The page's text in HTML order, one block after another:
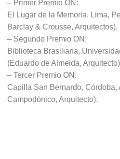
– Primer Premio ON:
El Lugar de la Memoria, Lima,
Barclay & Crousse, Arquitectos).
– Segundo Premio ON:
Biblioteca Brasiliana,
(Eduardo de Almeida,
– Tercer Premio ON:
Capilla San Bernardo, Córdoba,
Campodónico, Arquitecto).